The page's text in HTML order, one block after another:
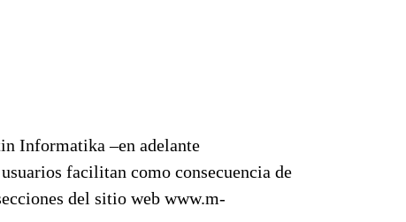
Informatika –en adelante
facilitan como consecuencia de
del sitio web www.m-